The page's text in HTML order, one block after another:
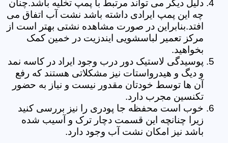
دلیل دیگر می تواند مرتبط با پمپ تخلیه باشد.چنان
چه این پمپ ایرادی داشته باشد نشت آب اتفاق می
افتد.بنابراین در صورت مشاهده نشتی بهتر است از
مرکز تعمیر لباسشویی ایندزیت در خمین کمک
بخواهید.
پوسیدگی لاستیک دور درب وجود ایراد در کاسه نمد
و دیگ و هیدرواستات نیز مشکلاتی هستند که رفع
آن ها توسط خودتان مقدور نیست و نیاز به حضور
تکنسین مجرب دارد.
خوب است محفظه جا پودری را نیز بررسی کنید
زیرا چنانچه این قسمت دچار ترک و آسیب شده
باشد نیز امکان نشت آب وجود دارد.